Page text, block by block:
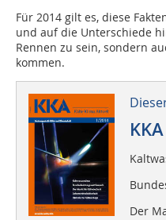
Für 2014 gilt es, diese
und auf die Unterschiede
Rennen zu sein, sondern
kommen.
Der